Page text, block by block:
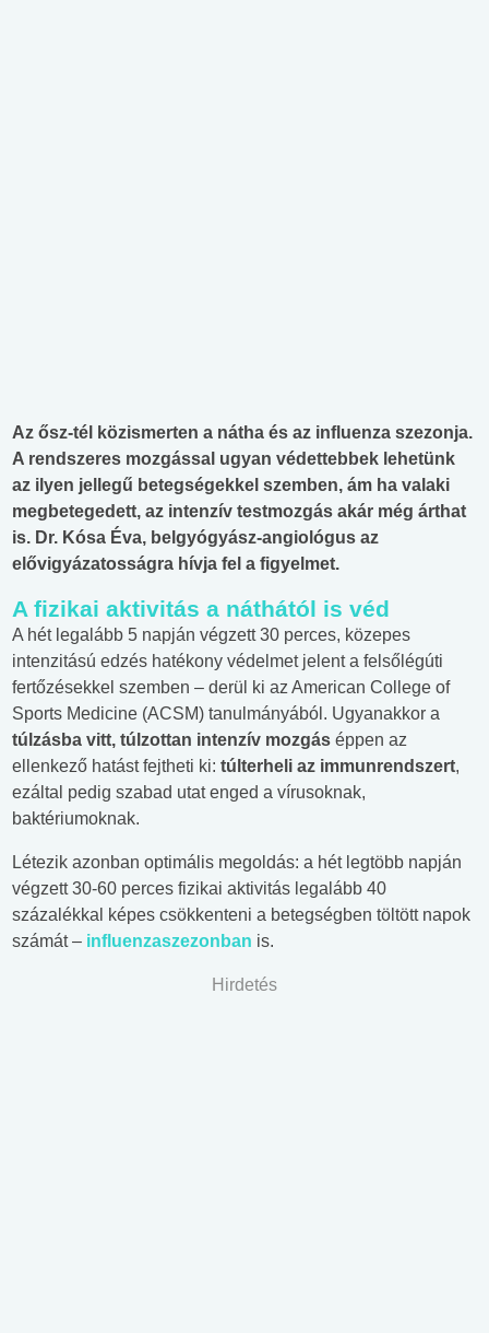
Az ősz-tél közismerten a nátha és az influenza szezonja.
A rendszeres mozgással ugyan védettebbek lehetünk
az ilyen jellegű betegségekkel szemben, ám ha valaki
megbetegedett, az intenzív testmozgás akár még árthat
is. Dr. Kósa Éva, belgyógyász-angiológus az
elővigyázatosságra hívja fel a figyelmet.
A fizikai aktivitás a náthától is véd
A hét legalább 5 napján végzett 30 perces, közepes
intenzitású edzés hatékony védelmet jelent a felsőlégúti
fertőzésekkel szemben – derül ki az American College of
Sports Medicine (ACSM) tanulmányából. Ugyanakkor a
túlzásba vitt, túlzottan intenzív mozgás éppen az
ellenkező hatást fejtheti ki: túlterheli az immunrendszert,
ezáltal pedig szabad utat enged a vírusoknak,
baktériumoknak.
Létezik azonban optimális megoldás: a hét legtöbb napján
végzett 30-60 perces fizikai aktivitás legalább 40
százalékkal képes csökkenteni a betegségben töltött napok
számát – influenzaszezonban is.
Hirdetés